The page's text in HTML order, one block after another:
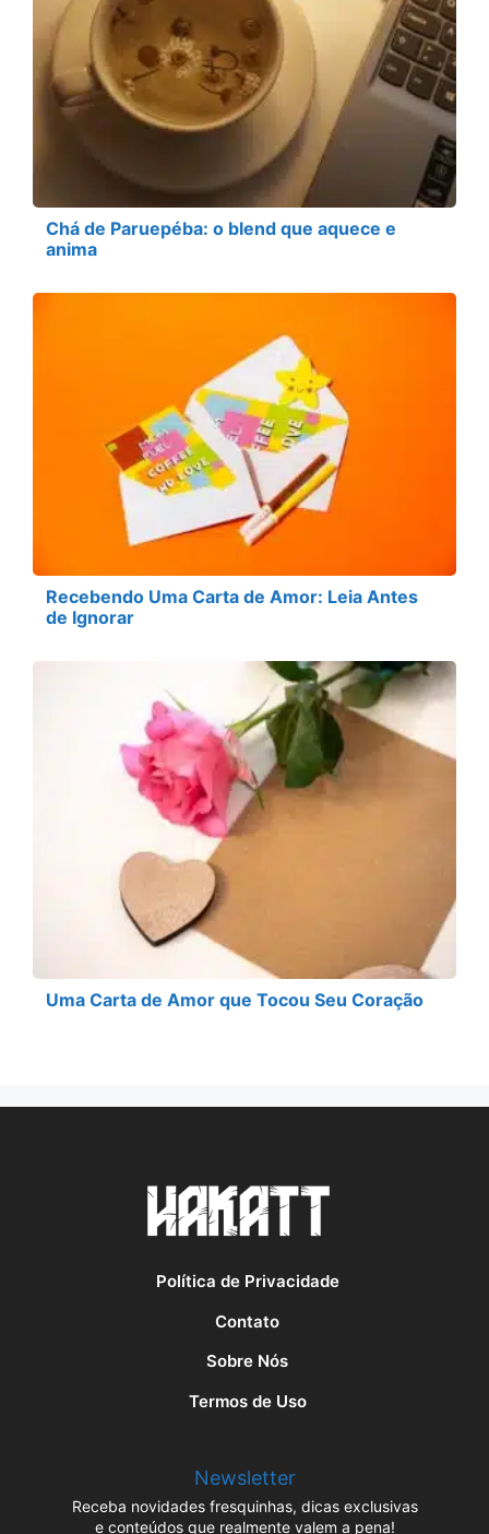
Chá de Paruepéba: o blend que aquece e
anima
Recebendo Uma Carta de Amor: Leia Antes
de Ignorar
Uma Carta de Amor que Tocou Seu Coração
Política de Privacidade
Contato
Sobre Nós
Termos de Uso
Newsletter
Receba novidades fresquinhas, dicas exclusivas
e conteúdos que realmente valem a pena!